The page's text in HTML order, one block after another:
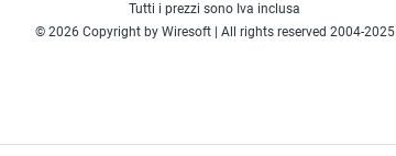
Tutti i prezzi sono Iva inclusa
© 2026 Copyright by Wiresoft | All rights reserved 2004-2025